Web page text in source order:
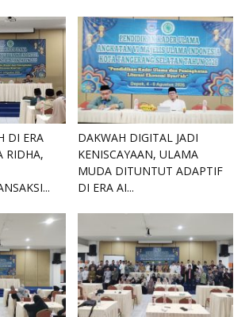
DI ERA
RIDHA,
DAKWAH DIGITAL JADI
KENISCAYAAN, ULAMA
MUDA DITUNTUT ADAPTIF
DI ERA AI...